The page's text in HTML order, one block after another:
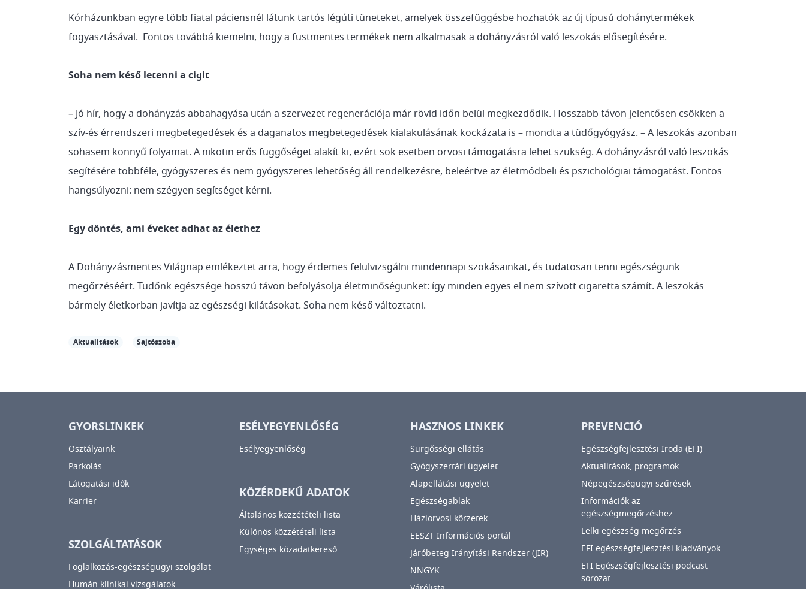
Kórházunkban egyre több fiatal páciensnél látunk tartós légúti tüneteket, amelyek összefüggésbe hozhatók az új típusú dohánytermékek
fogyasztásával. Fontos továbbá kiemelni, hogy a füstmentes termékek nem alkalmasak a dohányzásról való leszokás elősegítésére.
Soha nem késő letenni a cigit
– Jó hír, hogy a dohányzás abbahagyása után a szervezet regenerációja már rövid időn belül megkezdődik. Hosszabb távon jelentősen csökken a
szív-és érrendszeri megbetegedések és a daganatos megbetegedések kialakulásának kockázata is – mondta a tüdőgyógyász. – A leszokás azonban
sohasem könnyű folyamat. A nikotin erős függőséget alakít ki, ezért sok esetben orvosi támogatásra lehet szükség. A dohányzásról való leszokás
segítésére többféle, gyógyszeres és nem gyógyszeres lehetőség áll rendelkezésre, beleértve az életmódbeli és pszichológiai támogatást. Fontos
hangsúlyozni: nem szégyen segítséget kérni.
Egy döntés, ami éveket adhat az élethez
A Dohányzásmentes Világnap emlékeztet arra, hogy érdemes felülvizsgálni mindennapi szokásainkat, és tudatosan tenni egészségünk
megőrzéséért. Tüdőnk egészsége hosszú távon befolyásolja életminőségünket: így minden egyes el nem szívott cigaretta számít. A leszokás
bármely életkorban javítja az egészségi kilátásokat. Soha nem késő változtatni.
Aktualitások Sajtószoba
GYORSLINKEK
Osztályaink
Parkolás
Látogatási idők
Karrier
SZOLGÁLTATÁSOK
Foglalkozás-egészségügyi szolgálat
Humán klinikai vizsgálatok
ESÉLYEGYENLŐSÉG
Esélyegyenlőség
KÖZÉRDEKŰ ADATOK
Általános közzétételi lista
Különös közzétételi lista
Egységes közadatkereső
HASZNOS LINKEK
Sürgősségi ellátás
Gyógyszertári ügyelet
Alapellátási ügyelet
Egészségablak
Háziorvosi körzetek
EESZT Információs portál
Járóbeteg Irányítási Rendszer (JIR)
NNGYK
PREVENCIÓ
Egészségfejlesztési Iroda (EFI)
Aktualitások, programok
Népegészségügyi szűrések
Információk az
egészségmegőrzéshez
Lelki egészség megőrzés
EFI egészségfejlesztési kiadványok
EFI Egészségfejlesztési podcast
sorozat